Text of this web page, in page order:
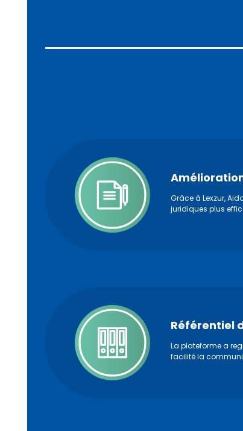
Grâce à Lexzur,
juridiques plus
Référentiel
La plateforme a
facilité la